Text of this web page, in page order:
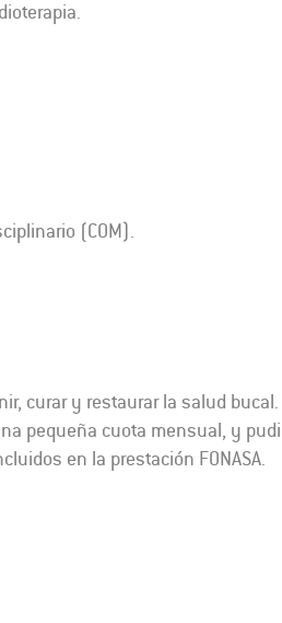
(COM).
curar y restaurar la salud
pequeña cuota mensual, y
en la prestación FONASA.